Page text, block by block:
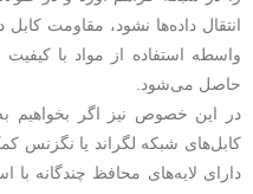
انتقال داده‌ها نشود، مقاومت
واسطه استفاده از مواد با کیفیت
حاصل می‌شود.
در این خصوص نیز اگر بخواهیم
کابل‌های شبکه لگراند یا نگزنس
دارای لایه‌های محافظ چندگانه با